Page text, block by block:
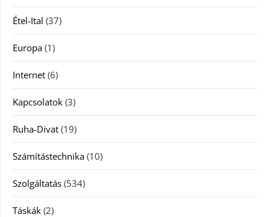
Étel-Ital (37)
Europa (1)
Internet (6)
Kapcsolatok (3)
Ruha-Divat (19)
Számítástechnika (10)
Szolgáltatás (534)
Táskák (2)